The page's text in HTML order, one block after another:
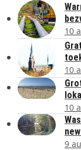
10
10
10
9